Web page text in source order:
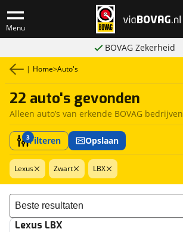
Menu
BOVAG Zekerheid
| Home>Auto's
22 auto's gevonden
Alleen auto’s van erkende BOVAG bedrijven
3Filteren Opslaan
Lexus Zwart LBX
Sorteer resultaten
Lexus LBX